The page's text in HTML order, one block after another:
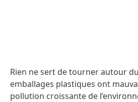
Rien ne sert de tourner autour
emballages plastiques ont
pollution croissante de